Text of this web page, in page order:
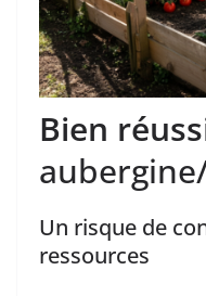
Bien
Un risque de
ressources